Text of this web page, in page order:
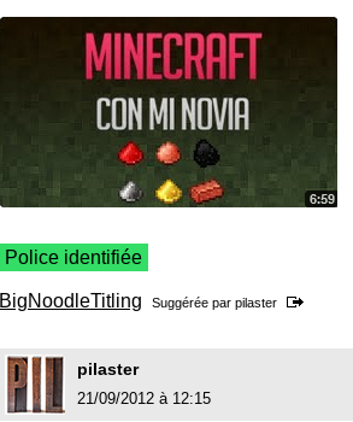
Police identifiée
BigNoodleTitling Suggérée par pilaster
pilaster
21/09/2012 à 12:15